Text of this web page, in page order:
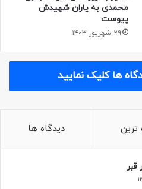
محمدی به یاران شهیدش
پیوست
۲۹ شهریور ۱۴۰۳
ها کلیک نمایید
ترین دیدگاه ها
قبر